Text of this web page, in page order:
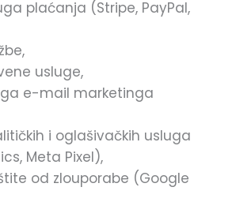
plaćanja (Stripe, PayPal,
usluge,
e-mail marketinga
i oglašivačkih usluga
Meta Pixel),
od zlouporabe (Google